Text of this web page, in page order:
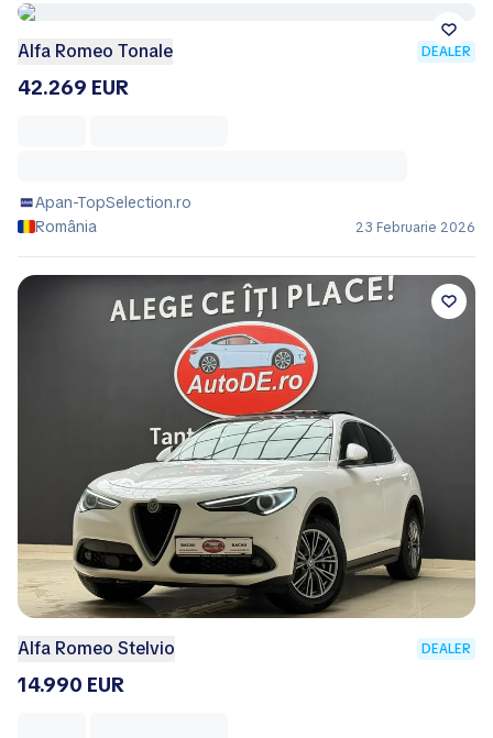
Alfa Romeo Tonale DEALER
42.269 EUR
Apan-TopSelection.ro
România
23 Februarie 2026
Alfa Romeo Stelvio DEALER
14.990 EUR